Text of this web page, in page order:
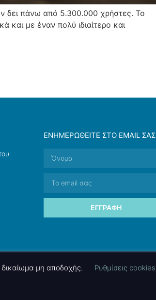
δει πάνω από 5.300.000 χρήστες. Το
και με έναν πολύ ιδιαίτερο και
ΕΝΗΜΕΡΩΘΕΊΤΕ ΣΤΟ EMAIL ΣΑΣ
ΕΓΓΡΑΦΉ
δικαίωμα μη αποδοχής. Ρυθμίσεις cookies